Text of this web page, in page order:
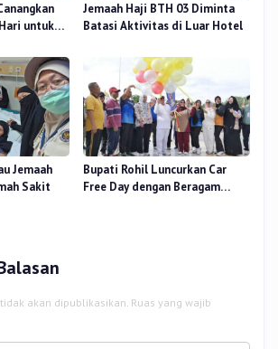
untuk
Jemaah Haji BTH 03 Diminta
Batasi Aktivitas di Luar Hotel
Jemaah
Sakit
Bupati Rohil Luncurkan Car
Free Day dengan Beragam
akan dipublikasikan. Ruas yang wajib